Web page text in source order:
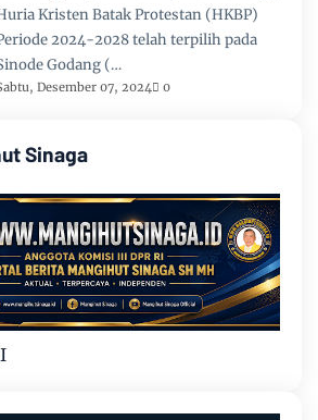
Kristen Batak Protestan (HKBP)
2024-2028 telah terpilih pada
Godang (…
Desember 07, 2024 0
Sinaga